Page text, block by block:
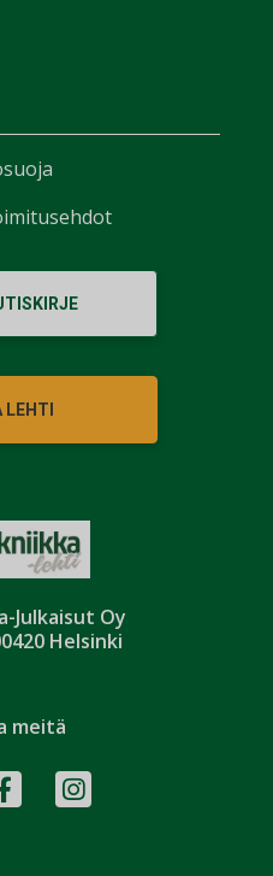
Julkaisut Oy
Helsinki
meitä